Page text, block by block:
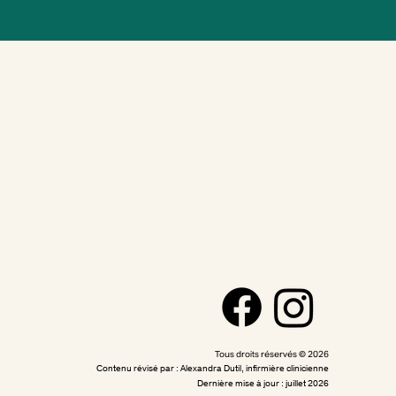
Tous droits réservés © 2026
Contenu révisé par : Alexandra Dutil, infirmière clinicienne
Dernière mise à jour : juillet 2026